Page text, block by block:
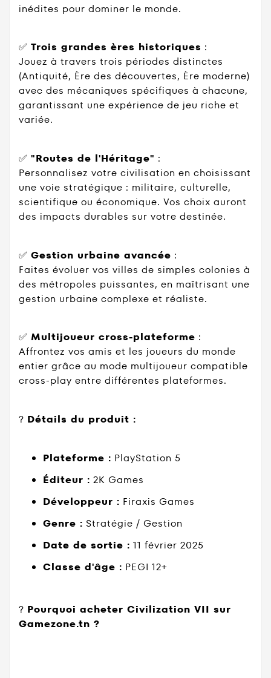
inédites pour dominer le monde.
✅ Trois grandes ères historiques :
Jouez à travers trois périodes distinctes
(Antiquité, Ère des découvertes, Ère moderne)
avec des mécaniques spécifiques à chacune,
garantissant une expérience de jeu riche et
variée.
✅ "Routes de l'Héritage" :
Personnalisez votre civilisation en choisissant
une voie stratégique : militaire, culturelle,
scientifique ou économique. Vos choix auront
des impacts durables sur votre destinée.
✅ Gestion urbaine avancée :
Faites évoluer vos villes de simples colonies à
des métropoles puissantes, en maîtrisant une
gestion urbaine complexe et réaliste.
✅ Multijoueur cross-plateforme :
Affrontez vos amis et les joueurs du monde
entier grâce au mode multijoueur compatible
cross-play entre différentes plateformes.
? Détails du produit :
Plateforme : PlayStation 5
Éditeur : 2K Games
Développeur : Firaxis Games
Genre : Stratégie / Gestion
Date de sortie : 11 février 2025
Classe d'âge : PEGI 12+
? Pourquoi acheter Civilization VII sur
Gamezone.tn ?